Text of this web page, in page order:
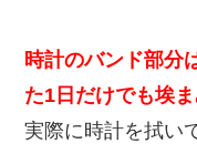
時計のバンド部分
た1日だけでも埃
実際に時計を拭い